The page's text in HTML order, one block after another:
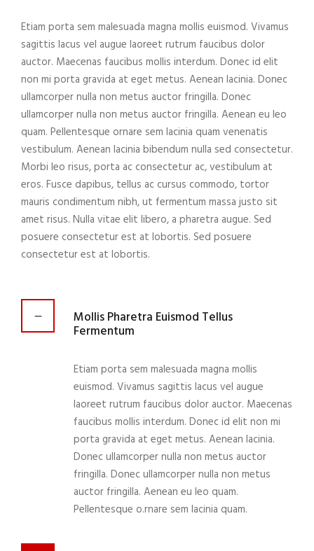
Etiam porta sem malesuada magna mollis euismod. Vivamus
sagittis lacus vel augue laoreet rutrum faucibus dolor
auctor. Maecenas faucibus mollis interdum. Donec id elit
non mi porta gravida at eget metus. Aenean lacinia. Donec
ullamcorper nulla non metus auctor fringilla. Donec
ullamcorper nulla non metus auctor fringilla. Aenean eu leo
quam. Pellentesque ornare sem lacinia quam venenatis
vestibulum. Aenean lacinia bibendum nulla sed consectetur.
Morbi leo risus, porta ac consectetur ac, vestibulum at
eros. Fusce dapibus, tellus ac cursus commodo, tortor
mauris condimentum nibh, ut fermentum massa justo sit
amet risus. Nulla vitae elit libero, a pharetra augue. Sed
posuere consectetur est at lobortis. Sed posuere
consectetur est at lobortis.
Mollis Pharetra Euismod Tellus
Fermentum
Etiam porta sem malesuada magna mollis
euismod. Vivamus sagittis lacus vel augue
laoreet rutrum faucibus dolor auctor. Maecenas
faucibus mollis interdum. Donec id elit non mi
porta gravida at eget metus. Aenean lacinia.
Donec ullamcorper nulla non metus auctor
fringilla. Donec ullamcorper nulla non metus
auctor fringilla. Aenean eu leo quam.
Pellentesque o.rnare sem lacinia quam.